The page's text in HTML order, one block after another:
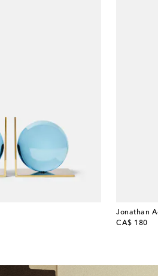
Jonathan
CA$ 180
original